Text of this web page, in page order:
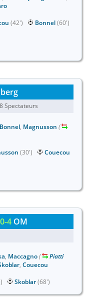
(42') Bonnel(60')
Spectateurs
Bonnel, Magnusson (
(30')
Couecou
0-4 OM
, Maccagno(
Piatti
, Couecou
Skoblar(68')